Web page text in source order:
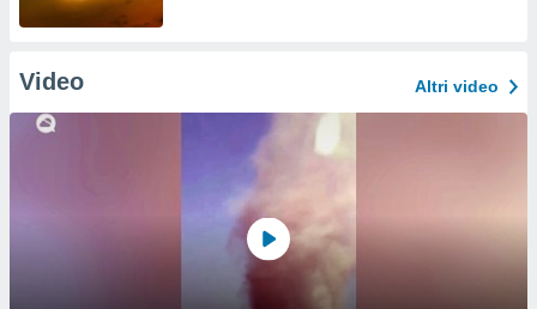
Video Altri video